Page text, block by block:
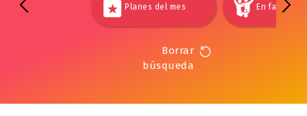
Planes del mes En familia
Borrar
búsqueda